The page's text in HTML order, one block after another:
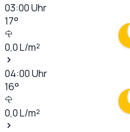
03:00Uhr
17°
0,0L/m²
04:00Uhr
16°
0,0L/m²